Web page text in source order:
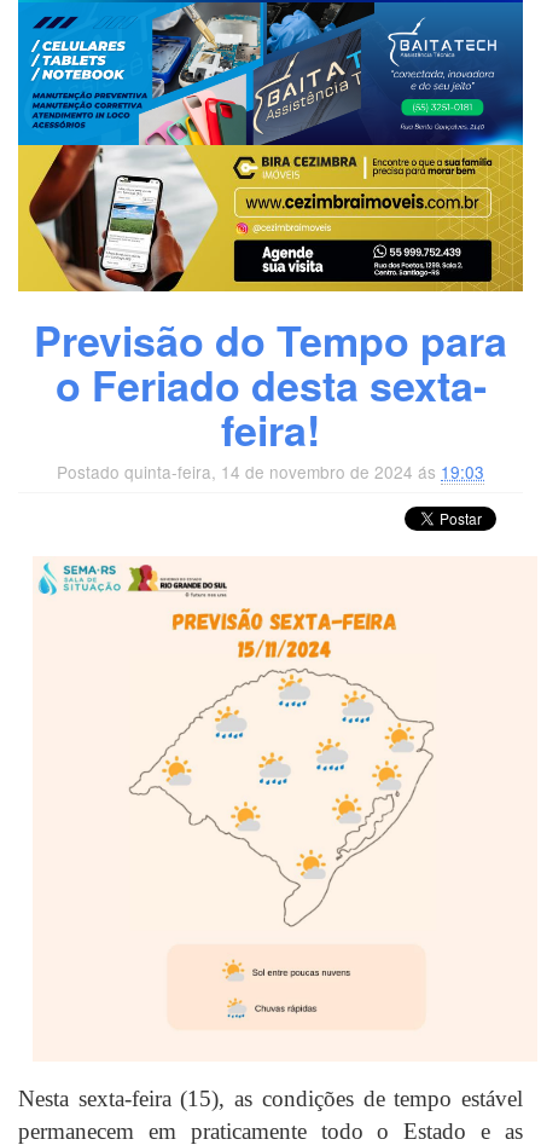
Previsão do Tempo para
o Feriado desta sexta-
feira!
Postado quinta-feira, 14 de novembro de 2024 ás 19:03
Nesta sexta-feira (15), as condições de tempo estável
permanecem em praticamente todo o Estado e as